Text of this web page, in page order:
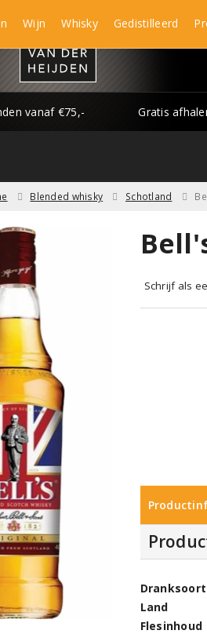
vanaf €75,- Gratis
Wijn Whisky Gedistilleerd
Blended whisky Schotland
Schrijf als
Dranksoort
Land
Flesinhoud